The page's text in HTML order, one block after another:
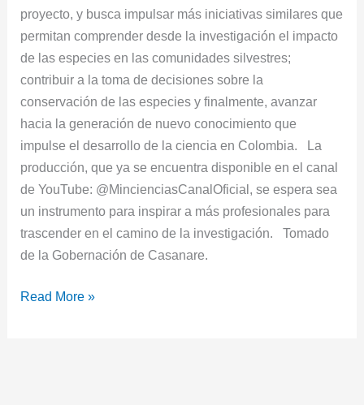
proyecto, y busca impulsar más iniciativas similares que
permitan comprender desde la investigación el impacto
de las especies en las comunidades silvestres;
contribuir a la toma de decisiones sobre la
conservación de las especies y finalmente, avanzar
hacia la generación de nuevo conocimiento que
impulse el desarrollo de la ciencia en Colombia. La
producción, que ya se encuentra disponible en el canal
de YouTube: @MincienciasCanalOficial, se espera sea
un instrumento para inspirar a más profesionales para
trascender en el camino de la investigación. Tomado
de la Gobernación de Casanare.
Read More »